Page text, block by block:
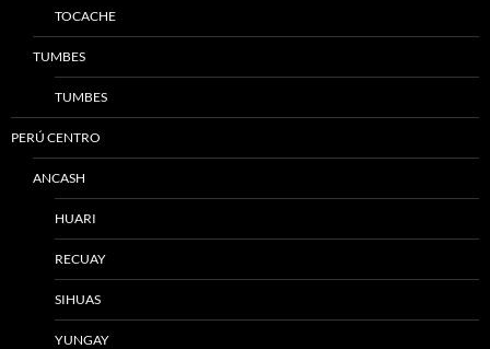
TOCACHE
TUMBES
TUMBES
PERÚ CENTRO
ANCASH
HUARI
RECUAY
SIHUAS
YUNGAY